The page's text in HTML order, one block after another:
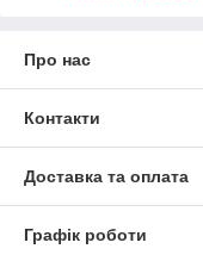
Про нас
Контакти
Доставка та оплата
Графік роботи